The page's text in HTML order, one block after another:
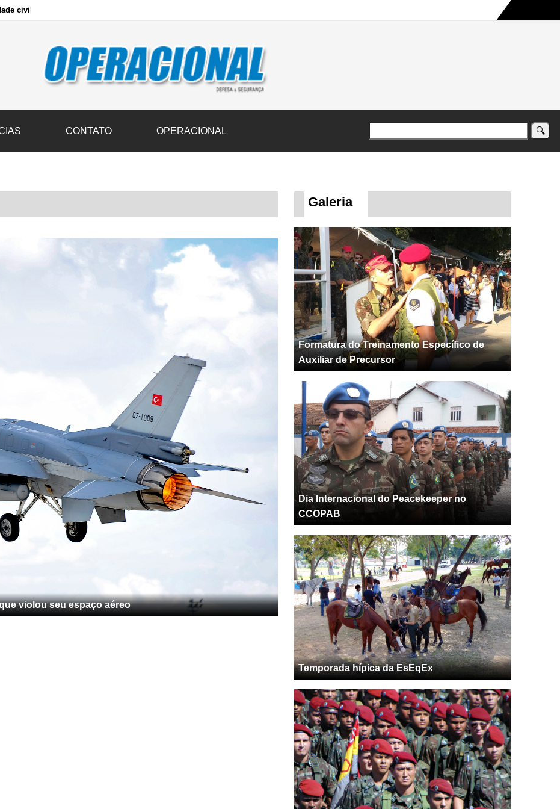
civil transportam 3,6 mil toneladas de donativos ao Rio Grande do Sul na maior campanha humanitária já registrada no país
CONTATO OPERACIONAL
violou seu espaço aéreo
Galeria
Formatura do Treinamento Específico de
Auxiliar de Precursor
Dia Internacional do Peacekeeper no
CCOPAB
Temporada hípica da EsEqEx